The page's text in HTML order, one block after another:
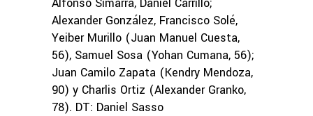
Alexander González, Francisco Solé,
Yeiber Murillo (Juan Manuel Cuesta,
56), Samuel Sosa (Yohan Cumana, 56);
Juan Camilo Zapata (Kendry Mendoza,
90) y Charlis Ortiz (Alexander Granko,
78). DT: Daniel Sasso